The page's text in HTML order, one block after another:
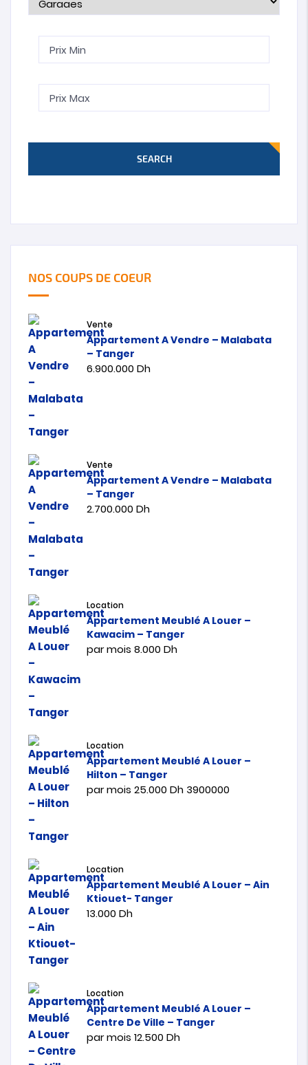
SEARCH
NOS COUPS DE COEUR
Vente
Appartement A Vendre – Malabata
– Tanger
6.900.000 Dh
Vente
Appartement A Vendre – Malabata
– Tanger
2.700.000 Dh
Location
Appartement Meublé A Louer –
Kawacim – Tanger
par mois 8.000 Dh
Location
Appartement Meublé A Louer –
Hilton – Tanger
par mois 25.000 Dh 3900000
Location
Appartement Meublé A Louer – Ain
Ktiouet- Tanger
13.000 Dh
Location
Appartement Meublé A Louer –
Centre De Ville – Tanger
par mois 12.500 Dh